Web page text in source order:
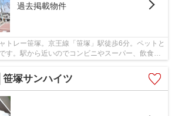
過去掲載物件
トレー笹塚。京王線「笹塚」駅徒歩6分。ペットと
す。駅から近いのでコンビニやスーパー、飲食店
笹塚サンハイツ